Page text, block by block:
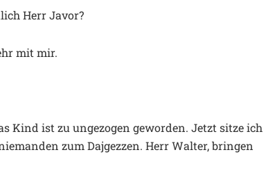
Herr Javor?
mit mir.
Kind ist zu ungezogen geworden. Jetzt sitze ich
zum Dajgezzen. Herr Walter, bringen